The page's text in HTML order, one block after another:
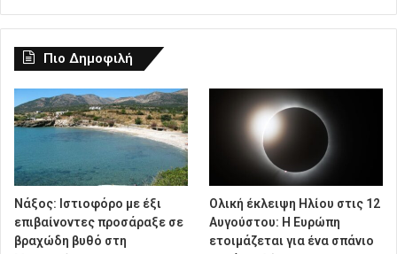
Πιο Δημοφιλή
Νάξος: Ιστιοφόρο με έξι
επιβαίνοντες προσάραξε σε
βραχώδη βυθό στη
Ολική έκλειψη Ηλίου στις 12
Αυγούστου: Η Ευρώπη
ετοιμάζεται για ένα σπάνιο